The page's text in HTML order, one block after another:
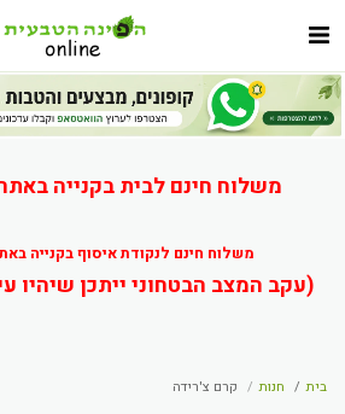
משלוח חינם לבית בקנייה באתר מעל
משלוח חינם לנקודת איסוף בקנייה באתר
(עקב המצב הבטחוני ייתכן שיהיו
בית חנות קרם צ'רידה